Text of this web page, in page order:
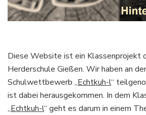
Diese Website ist ein Klassenprojekt
Herderschule Gießen. Wir haben an
Schulwettbewerb „Echtkuh-l“
ist dabei herausgekommen. In dem
„Echtkuh-l“ geht es darum in einem